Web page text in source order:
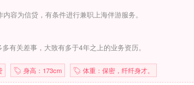
容为信贷，有条件进行兼职上海伴游服务。
有关差事，大致有多于4年之上的业务资历。
身高：173cm 体重：保密，纤纤身才。